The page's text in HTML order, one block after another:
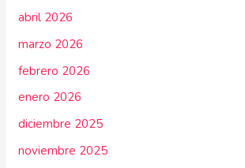
abril 2026
marzo 2026
febrero 2026
enero 2026
diciembre 2025
noviembre 2025